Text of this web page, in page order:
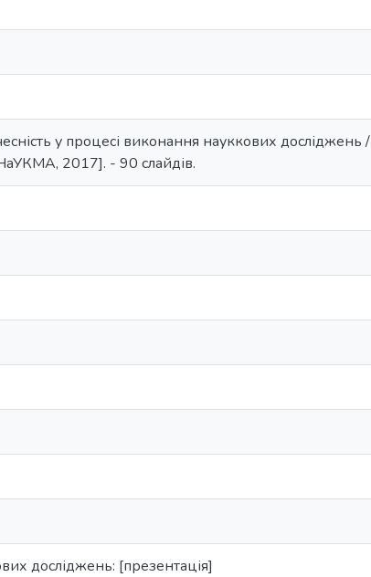
у процесі виконання науккових досліджень /
2017]. - 90 слайдів.
досліджень: [презентація]